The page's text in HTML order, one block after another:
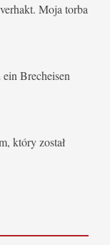
Moja torba
Brecheisen
który został